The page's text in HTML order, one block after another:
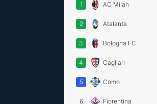
1 AC Milan
2 Atalanta
3 Bologna FC
4 Cagliari
5 Como
6 Fiorentina